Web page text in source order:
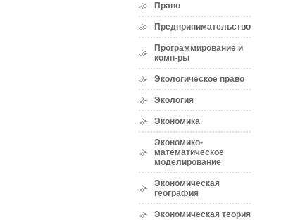
Право
Предпринимательство
Программирование и
комп-ры
Экологическое право
Экология
Экономика
Экономико-
математическое
моделирование
Экономическая
география
Экономическая теория